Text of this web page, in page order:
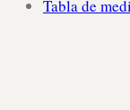
Tabla de